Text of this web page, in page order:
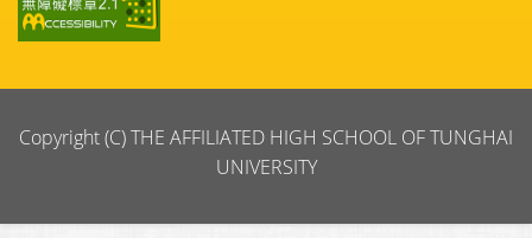
Copyright (C) THE AFFILIATED HIGH SCHOOL OF TUNGHAI
UNIVERSITY